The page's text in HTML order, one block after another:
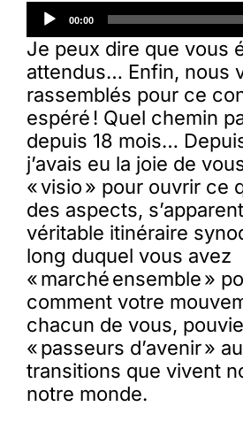
Lecteur
audio
00:00
Je peux dire que vous
attendus… Enfin, nous
rassemblés pour ce
espéré ! Quel chemin
depuis 18 mois…
j’avais eu la joie de
« visio » pour ouvrir ce
des aspects,
véritable itinéraire
long duquel vous avez
« marché ensemble »
comment votre
chacun de vous,
« passeurs d’avenir »
transitions que vivent
notre monde.